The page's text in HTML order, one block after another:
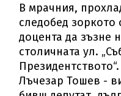
В мрачния,
следобед зоркото
доцента да зъзне
столичната ул.
Лъчезар Тошев -